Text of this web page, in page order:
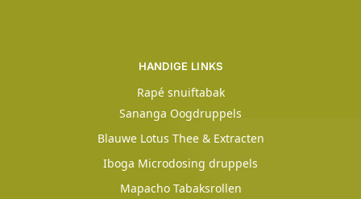
HANDIGE LINKS
Rapé snuiftabak
Sananga Oogdruppels
Blauwe Lotus Thee & Extracten
Iboga Microdosing druppels
Mapacho Tabaksrollen